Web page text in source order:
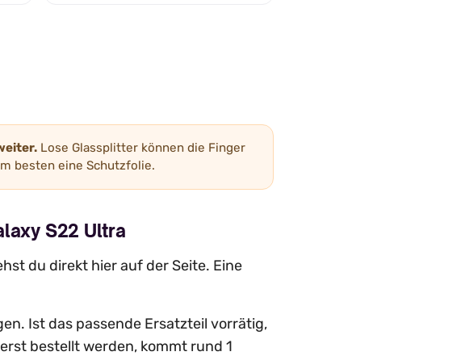
Lose Glassplitter können die Finger
besten eine Schutzfolie.
S22 Ultra
du direkt hier auf der Seite. Eine
Ist das passende Ersatzteil vorrätig,
bestellt werden, kommt rund 1